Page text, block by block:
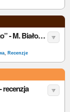
„Pamiętnik z powstania warszawskiego” - M. Białoszewski – recenzja
, Recenzje
recenzja